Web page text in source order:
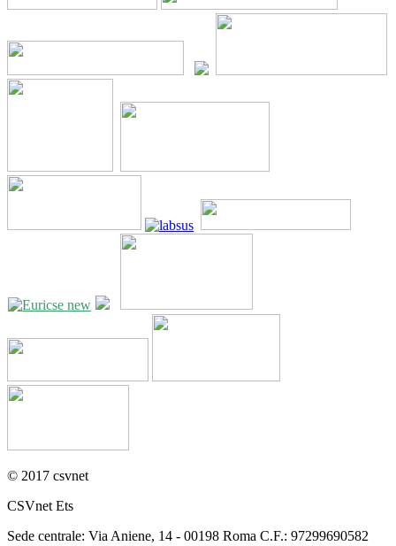
© 2017 csvnet
CSVnet Ets
Sede centrale: Via Aniene, 14 - 00198 Roma C.F.: 97299690582